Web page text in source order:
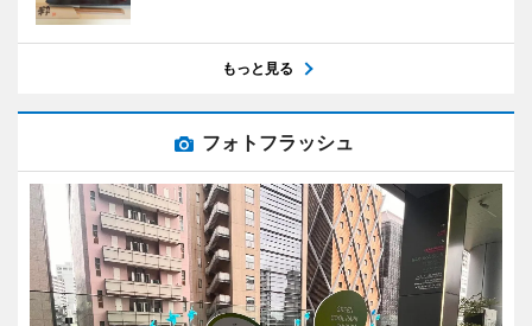
もっと見る
フォトフラッシュ